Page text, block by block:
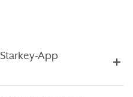
App